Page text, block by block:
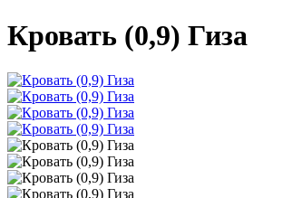
Кровать (0,9) Гиза